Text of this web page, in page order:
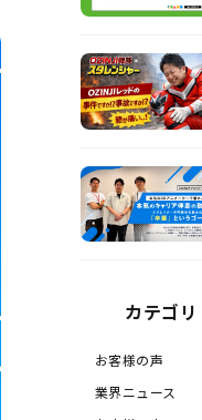
カテゴリ
お客様の声
業界ニュース